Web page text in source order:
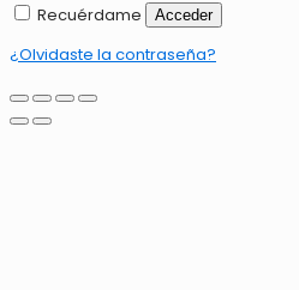
Recuérdame
Acceder
¿Olvidaste la contraseña?